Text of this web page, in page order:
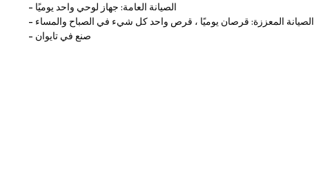
الصيانة العامة: جهاز لوحي واحد يوميًا
الصيانة المعززة: قرصان يوميًا ، قرص واحد كل شيء في الصباح والمساء
صنع في تايوان